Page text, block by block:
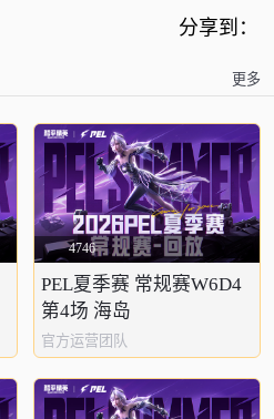
分享到：
更多
4746
PEL夏季赛 常规赛W6D4
第4场 海岛
官方运营团队